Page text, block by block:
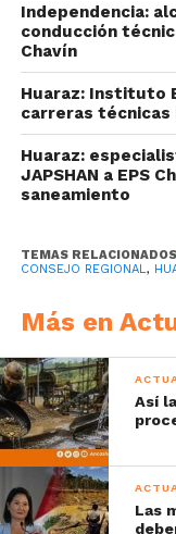
Independencia:
conducción
Chavín
Huaraz: Instituto
carreras técnicas
Huaraz:
JAPSHAN a EPS
saneamiento
TEMAS
CONSEJO REGIONAL,
Más en
Así
Las